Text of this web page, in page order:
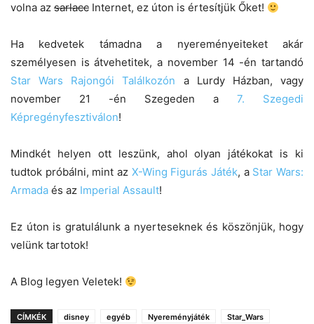
volna az sarlacc Internet, ez úton is értesítjük Őket!
Ha kedvetek támadna a nyereményeiteket akár
személyesen is átvehetitek, a november 14 -én tartandó
Star Wars Rajongói Találkozón a Lurdy Házban, vagy
november 21 -én Szegeden a 7. Szegedi
Képregényfesztiválon!
Mindkét helyen ott leszünk, ahol olyan játékokat is ki
tudtok próbálni, mint az X-Wing Figurás Játék, a Star Wars:
Armada és az Imperial Assault!
Ez úton is gratulálunk a nyerteseknek és köszönjük, hogy
velünk tartotok!
A Blog legyen Veletek!
CÍMKÉK disney egyéb Nyereményjáték
Star_Wars